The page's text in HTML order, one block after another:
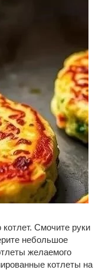
Смочите руки
небольшое
желаемого
котлеты на